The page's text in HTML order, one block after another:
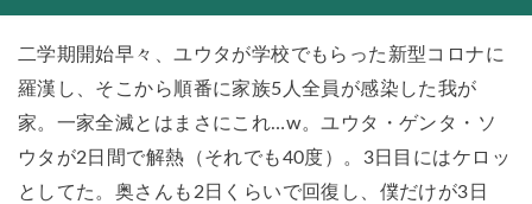
二学期開始早々、ユウタが学校でもらった新型コロナに
羅漢し、そこから順番に家族5人全員が感染した我が
家。一家全滅とはまさにこれ…w。ユウタ・ゲンタ・ソ
ウタが2日間で解熱（それでも40度）。3日目にはケロッ
としてた。奥さんも2日くらいで回復し、僕だけが3日